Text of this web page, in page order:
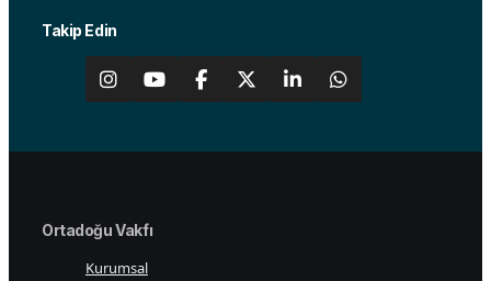
Takip Edin
Ortadoğu Vakfı
Kurumsal